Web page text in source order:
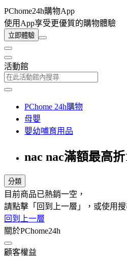
PChome24h購物App
使用App享受更優質的購物體驗
立即體驗
活動館
PChome 24h購物
母嬰
嬰幼哺育用品
nac nac滿額最高折
分類
目前商品已熱銷一空，
請點擊「回到上一層」，或使用
回到上一層
關於PChome24h
顧客權益